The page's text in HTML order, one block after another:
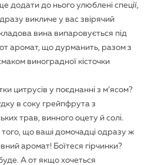
додати до нього улюблені спеції,
викличе у вас звірячий
вина випаровується під
аромат, що дурманить, разом з
виноградної кісточки
цитрусів у поєднанні з м’ясом?
в соку грейпфрута з
трав, винного оцету й солі.
що ваші домочадці одразу ж
аромат! Боїтеся гірчинки?
А от якщо хочеться